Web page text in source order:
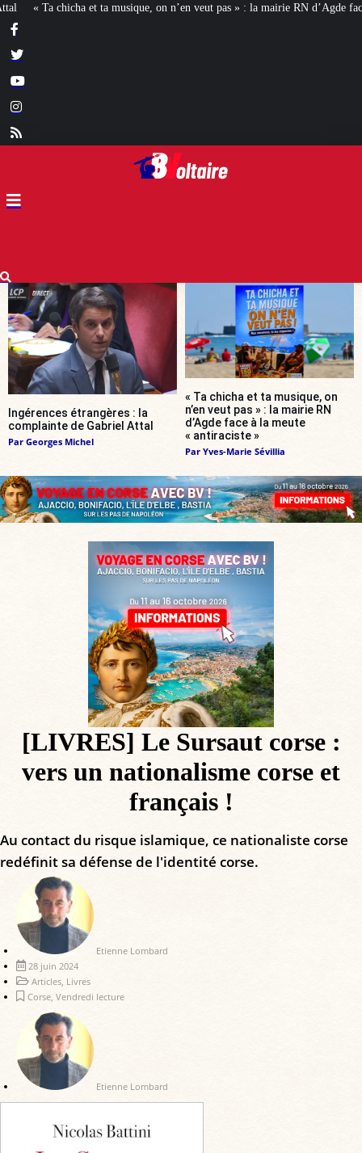
pas » : la mairie RN d’Agde face à la meute « antiraciste » La hausse
Ingérences étrangères : la
complainte de Gabriel Attal
Par Georges Michel
« Ta chicha et ta musique, on
n’en veut pas » : la mairie RN
d’Agde face à la meute
« antiraciste »
Par Yves-Marie Sévillia
[LIVRES] Le Sursaut corse :
vers un nationalisme corse et
français !
Au contact du risque islamique, ce nationaliste corse
redéfinit sa défense de l'identité corse.
Etienne Lombard
28 juin 2024
Articles, Livres
Corse, Vendredi lecture
Etienne Lombard